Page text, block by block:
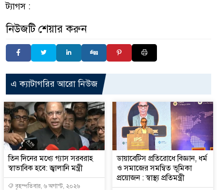
ট্যাগস :
নিউজটি শেয়ার করুন
এ ক্যাটাগরির আরো নিউজ
তিন দিনের মধ্যে গ্যাস সরবরাহ
স্বাভাবিক হবে: জ্বালানি মন্ত্রী
বৃহস্পতিবার, ৬ অগাস্ট, ২০২৬
ডায়াবেটিস প্রতিরোধে বিজ্ঞান, ধর্ম
ও সমাজের সমন্বিত ভূমিকা
প্রয়োজন : স্বাস্থ্য প্রতিমন্ত্রী